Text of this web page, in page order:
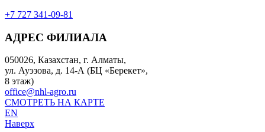
+7 727 341-09-81
АДРЕС ФИЛИАЛА
050026, Казахстан, г. Алматы,
ул. Ауэзова, д. 14-А (БЦ «Берекет»,
8 этаж)
office@nhl-agro.ru
СМОТРЕТЬ НА КАРТЕ
EN
Наверх